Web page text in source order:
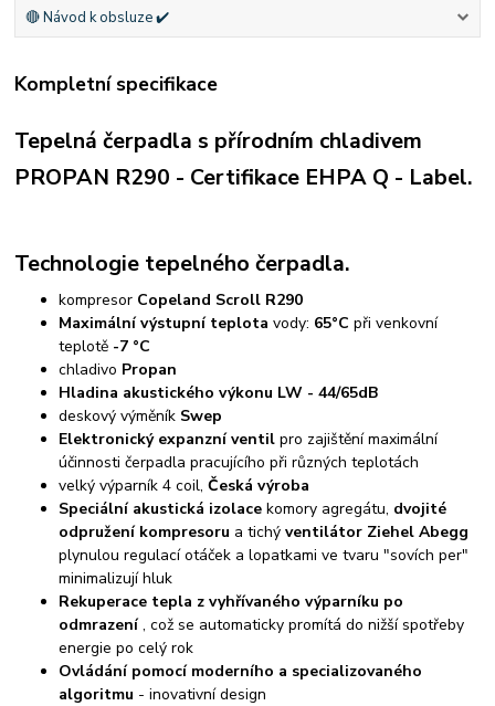
🔴 Návod k obsluze ✔️
Kompletní specifikace
Tepelná čerpadla s přírodním chladivem
PROPAN R290 - Certifikace EHPA Q - Label.
Technologie tepelného čerpadla.
kompresor Copeland Scroll R290
Maximální výstupní teplota vody: 65°C při venkovní
teplotě -7 °C
chladivo Propan
Hladina akustického výkonu LW - 44/65dB
deskový výměník Swep
Elektronický expanzní ventilpro zajištění maximální
účinnosti čerpadla pracujícího při různých teplotách
velký výparník 4 coil,Česká výroba
Speciální akustická izolacekomory agregátu, dvojité
odpružení kompresoru a tichýventilátor Ziehel Abegg
plynulou regulací otáček a lopatkami ve tvaru "sovích per"
minimalizují hluk
Rekuperace tepla z vyhřívaného výparníku po
odmrazení, což se automaticky promítá do nižší spotřeby
energie po celý rok
Ovládání pomocí moderního a specializovaného
algoritmu - inovativní design